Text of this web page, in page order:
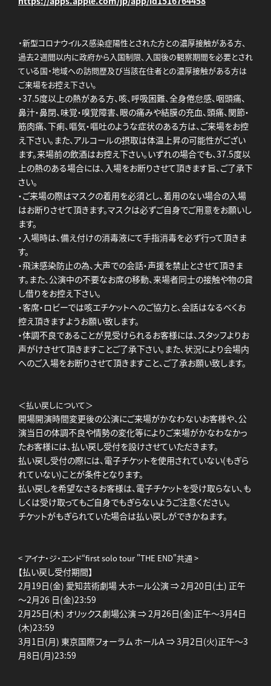
・新型コロナウイルス感染症陽性とされた方との濃厚接触がある方、
過去２週間以内に政府から入国制限、入国後の観察期間を必要とされ
ている国・地域への訪問歴及び当該在住者との濃厚接触がある方は
ご来場をお控え下さい。
・37.5度以上の熱がある方、咳、呼吸困難、全身倦怠感、咽頭痛、
⿐汁・⿐閉、味覚・嗅覚障害、眼の痛みや結膜の充⾎、頭痛、関節・
筋⾁痛、下痢、嘔気・嘔吐のような症状のある方は、ご来場をお控
え下さい。また、アルコールの摂取は体温上昇の可能性がござい
ます。来場前の飲酒はお控え下さい。いずれの場合でも、37.5度以
上の熱のある場合には、入場をお断りさせて頂きます旨、ご了承下
さい。
・ご来場の際はマスクの着用を必須とし、着用のない場合の入場
はお断りさせて頂きます。マスクは必ずご自身でご用意をお願いし
ます。
・入場時は、備え付けの消毒液にて手指消毒を必ず行って頂きま
す。
・飛沫感染防止の為、大声での会話・声援を禁止とさせて頂きま
す。また、公演中の不要なお席の移動、来場者同士の接触や物の貸
し借りをお控え下さい。
・客席・ロビーでは咳エチケットへのご協力と、会話はなるべくお
控え頂きますようお願い致します。
・体調不良であることが見受けられるお客様には、スタッフよりお
声がけさせて頂きますことご了承下さい。また、状況により会場内
へのご入場をお断りさせて頂きますこと、ご了承お願い致します。
＜払い戻しについて＞
開場開演時間変更後の公演にご来場がかなわないお客様や、公
演当日の体調不良や情勢の変化等によりご来場がかなわなかっ
たお客様には、払い戻し受付を設けさせていただきます。
払い戻し受付の際には、電子チケットを使用されていない(もぎら
れていない)ことが条件となります。
払い戻しを希望なさるお客様は、電子チケットを受け取らない、も
しくは受け取ってもご自身でもぎらないようご注意ください。
チケットがもぎられていた場合は払い戻しができかねます。
< アイナ・ジ・エンド“first solo tour "THE END"共通 >
【払い戻し受付期間】
2月19日(金) 愛知芸術劇場 大ホール公演 ⇒ 2月20日(土) 正午
～2月26 日(金)23:59
2月25日(木) オリックス劇場公演 ⇒ 2月26日(金)正午～3月4日
(木)23:59
3月1日(月) 東京国際フォーラム ホールA ⇒ 3月2日(火)正午～3
月8日(月)23:59